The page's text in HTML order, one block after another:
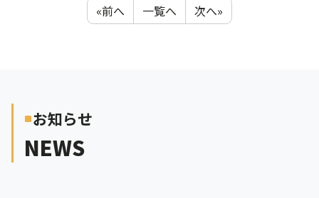
«前へ 一覧へ 次へ»
crop_square お知らせ
NEWS